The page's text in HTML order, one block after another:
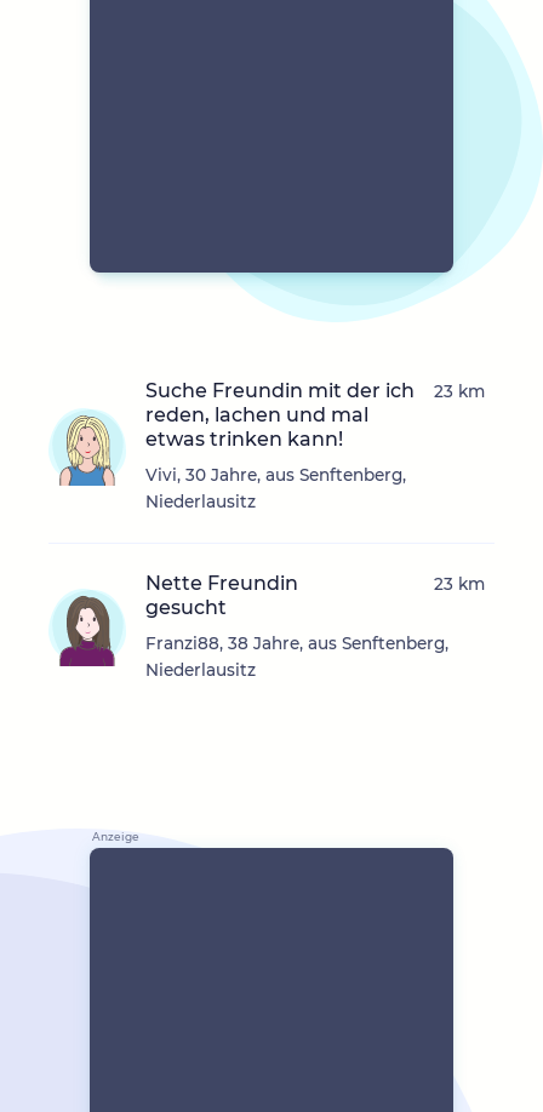
Suche Freundin mit der ich
reden, lachen und mal
etwas trinken kann!
Vivi, 30 Jahre, aus Senftenberg,
Niederlausitz
23 km
Nette Freundin
gesucht
Franzi88, 38 Jahre, aus Senftenberg,
Niederlausitz
23 km